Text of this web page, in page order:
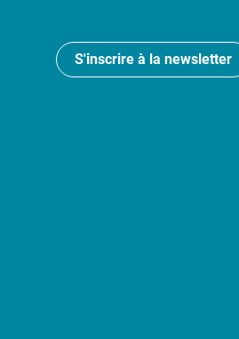
S'inscrire à la newsletter